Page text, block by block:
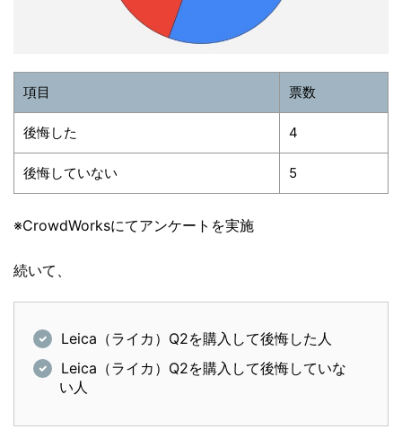
項目 票数
後悔した 4
後悔していない 5
※CrowdWorksにてアンケートを実施
続いて、
Leica（ライカ）Q2を購入して後悔した人
Leica（ライカ）Q2を購入して後悔していな
い人